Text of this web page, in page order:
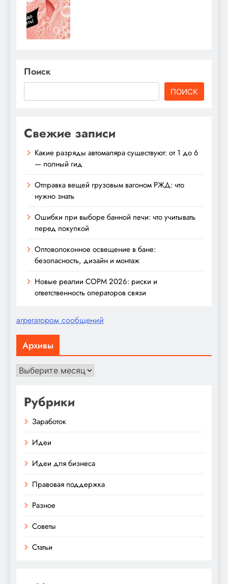
Поиск
ПОИСК
Свежие записи
Какие разряды автомаляра существуют: от 1 до 6
— полный гид
Отправка вещей грузовым вагоном РЖД: что
нужно знать
Ошибки при выборе банной печи: что учитывать
перед покупкой
Оптоволоконное освещение в бане:
безопасность, дизайн и монтаж
Новые реалии СОРМ 2026: риски и
ответственность операторов связи
агрегатором сообщений
Архивы
Архивы
Рубрики
Заработок
Идеи
Идеи для бизнеса
Правовая поддержка
Разное
Советы
Статьи